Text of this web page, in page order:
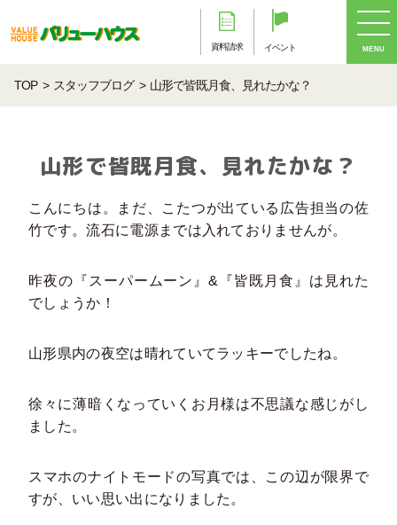
資料請求 イベント MENU
TOP スタッフブログ 山形で皆既月食、見れたかな？
山形で皆既月食、見れたかな？
こんにちは。まだ、こたつが出ている広告担当の佐
竹です。流石に電源までは入れておりませんが。
昨夜の『スーパームーン』&『皆既月食』は見れた
でしょうか！
山形県内の夜空は晴れていてラッキーでしたね。
徐々に薄暗くなっていくお月様は不思議な感じがし
ました。
スマホのナイトモードの写真では、この辺が限界で
すが、いい思い出になりました。